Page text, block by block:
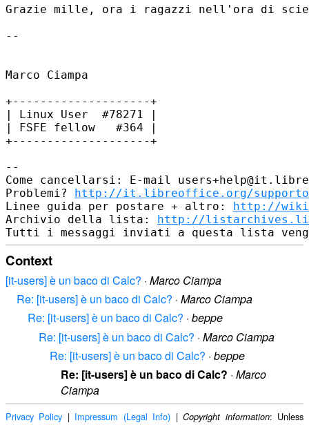
Grazie mille, ora i ragazzi nell'ora di
--
Marco Ciampa
+--------------------+
| Linux User  #78271 |
| FSFE fellow   #364 |
+--------------------+
--
Come cancellarsi: E-mail
Problemi? http://it.libreoffice.org/
Linee guida per postare + altro: http://
Archivio della lista: http://
Context
[it-users] è un baco di Calc? · Marco Ciampa
Re: [it-users] è un baco di Calc? · Marco Ciampa
Re: [it-users] è un baco di Calc? · beppe
Re: [it-users] è un baco di Calc? · Marco Ciampa
Re: [it-users] è un baco di Calc? · beppe
Re: [it-users] è un baco di Calc? · Marco
Ciampa
Privacy Policy | Impressum (Legal Info) |Copyright information: Unless